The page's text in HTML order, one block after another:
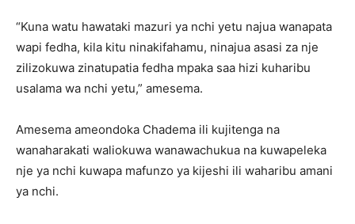
“Kuna watu hawataki mazuri ya nchi yetu najua wanapata
wapi fedha, kila kitu ninakifahamu, ninajua asasi za nje
zilizokuwa zinatupatia fedha mpaka saa hizi kuharibu
usalama wa nchi yetu,” amesema.
Amesema ameondoka Chadema ili kujitenga na
wanaharakati waliokuwa wanawachukua na kuwapeleka
nje ya nchi kuwapa mafunzo ya kijeshi ili waharibu amani
ya nchi.